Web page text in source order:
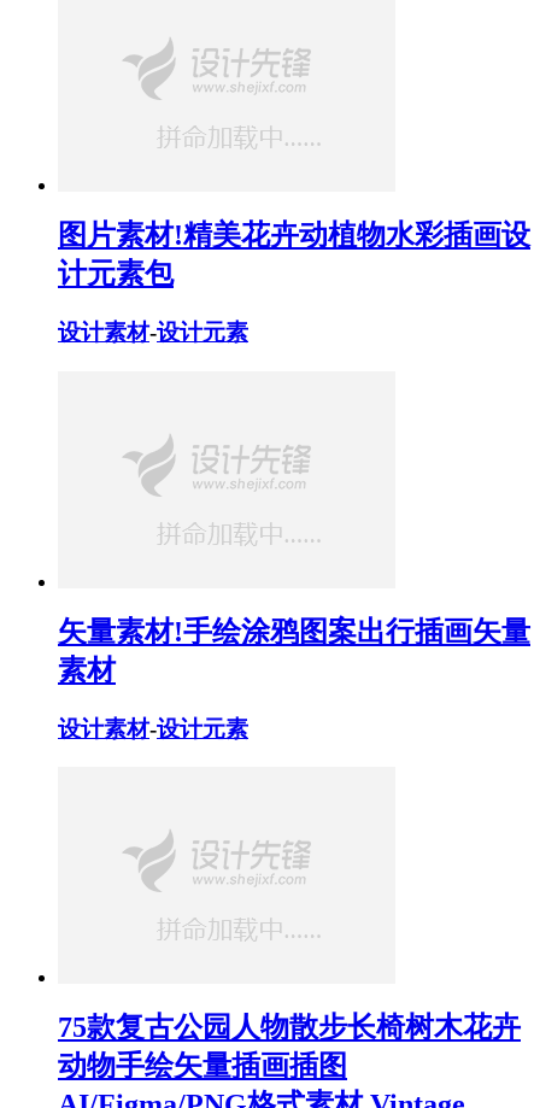
图片素材!精美花卉动植物水彩插画设
计元素包
设计素材-设计元素
矢量素材!手绘涂鸦图案出行插画矢量
素材
设计素材-设计元素
75款复古公园人物散步长椅树木花卉
动物手绘矢量插画插图